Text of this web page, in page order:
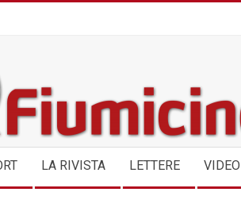
LA RIVISTA LETTERE VIDEO